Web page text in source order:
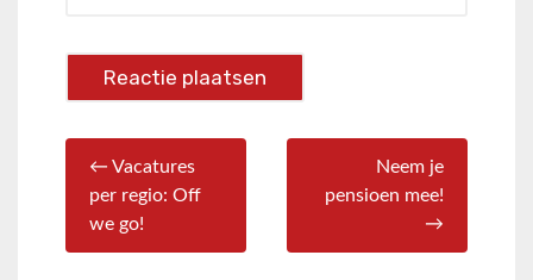
← Vacatures
per regio: Off
we go!
Neem je
pensioen mee!
→